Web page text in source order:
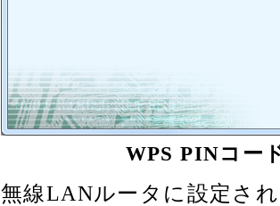
WPS PINコー
無線LANルータに設定さ